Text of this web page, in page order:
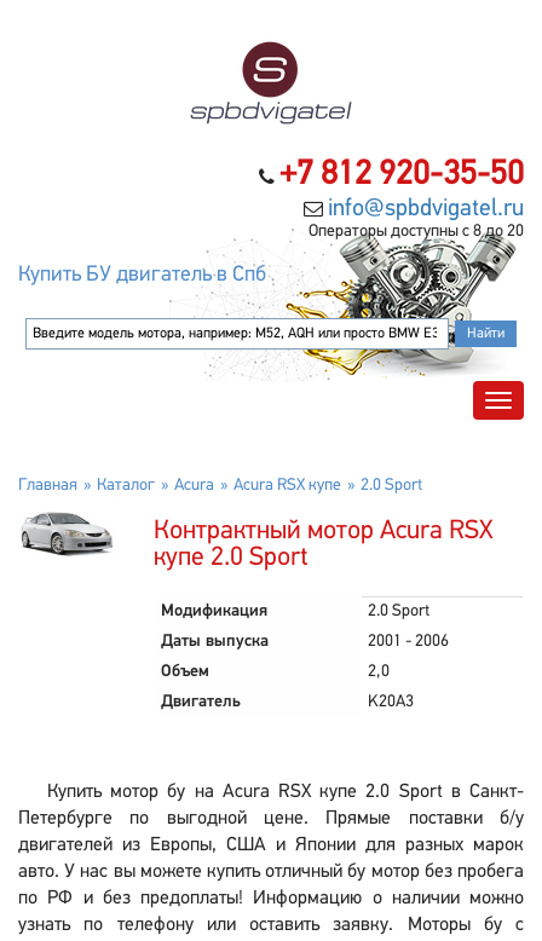
+7 812 920-35-50
info@spbdvigatel.ru
Операторы доступны с 8 до 20
Купить БУ двигатель в Спб
Главная Каталог Acura Acura RSX купе 2.0 Sport
Контрактный мотор Acura RSX
купе 2.0 Sport
Модификация
2.0 Sport
Даты выпуска
2001 - 2006
Объем
2,0
Двигатель
K20A3
Купить мотор бу на Acura RSX купе 2.0 Sport в Санкт-
Петербурге по выгодной цене. Прямые поставки б/у
двигателей из Европы, США и Японии для разных марок
авто. У нас вы можете купить отличный бу мотор без пробега
по РФ и без предоплаты! Информацию о наличии можно
узнать по телефону или оставить заявку. Моторы бу с